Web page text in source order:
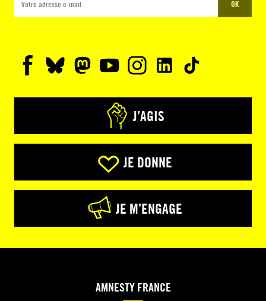
OK
J’AGIS
JE DONNE
JE M’ENGAGE
AMNESTY FRANCE